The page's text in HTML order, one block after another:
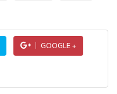
GOOGLE +